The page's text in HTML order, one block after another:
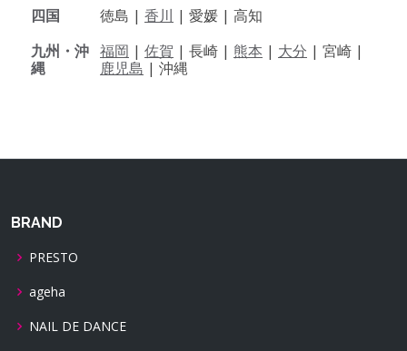
四国
徳島 | 香川 | 愛媛 | 高知
九州・沖
縄
福岡 | 佐賀 | 長崎 | 熊本 | 大分 | 宮崎 |
鹿児島 | 沖縄
BRAND
PRESTO
ageha
NAIL DE DANCE